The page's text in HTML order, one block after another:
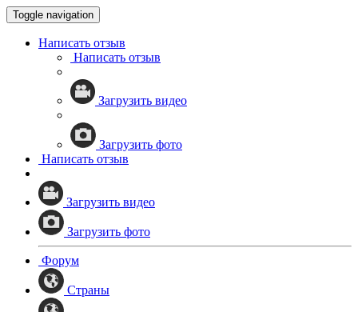
Toggle navigation
Написать отзыв
Написать отзыв
Загрузить видео
Загрузить фото
Написать отзыв
Загрузить видео
Загрузить фото
Форум
Страны